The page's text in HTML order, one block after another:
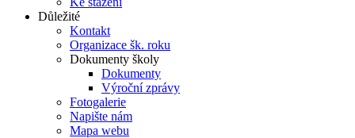
Důležité
Kontakt
Organizace šk. roku
Dokumenty školy
Dokumenty
Výroční zprávy
Fotogalerie
Napište nám
Mapa webu